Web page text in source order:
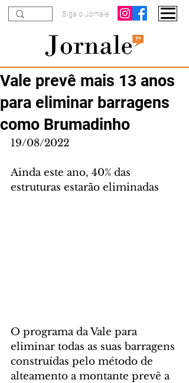
Siga o Jornale
Vale prevê mais 13 anos
para eliminar barragens
como Brumadinho
19/08/2022
Ainda este ano, 40% das
estruturas estarão eliminadas
O programa da Vale para
eliminar todas as suas barragens
construídas pelo método de
alteamento a montante prevê a